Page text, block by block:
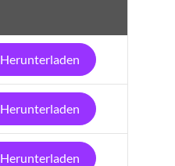
Herunterladen
Herunterladen
Herunterladen